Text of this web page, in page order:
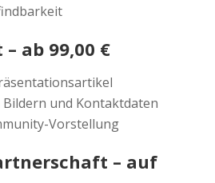
ab 99,00 €
und Kontaktdaten
Vorstellung
– auf